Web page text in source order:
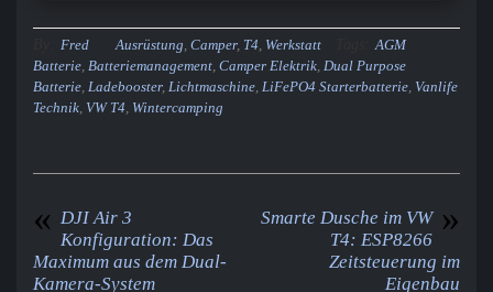
Fred Ausrüstung Camper, T4 Werkstatt
AGM
Batterie Batteriemanagement Camper Elektrik Dual Purpose
Batterie Ladebooster, Lichtmaschine LiFePO4 Starterbatterie Vanlife
Technik VW T4 Wintercamping
« DJI Air 3
Konfiguration: Das
Maximum aus dem Dual-
Kamera-System
»
Smarte Dusche im VW
T4: ESP8266
Zeitsteuerung im
Eigenbau